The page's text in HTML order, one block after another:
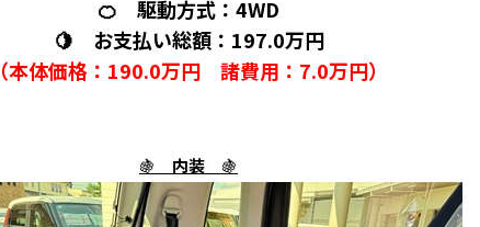
🍊 駆動方式：4WD
🍋 お支払い総額：197.0万円
（本体価格：190.0万円 諸費用：7.0万円）
🍇 内装 🍇